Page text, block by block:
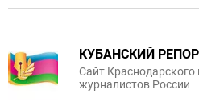
КУБАНСКИЙ
Сайт Краснодарского
журналистов России